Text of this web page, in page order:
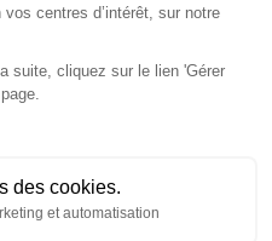
centres d’intérêt, sur notre
suite, cliquez sur le lien 'Gérer
des cookies.
et automatisation